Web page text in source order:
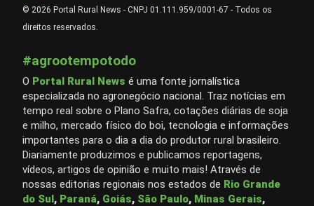
© 2026 Portal Rural News - CNPJ 01.111.959/0001-67 - Todos os
direitos reservados.
#agrootempotodo
O Portal Rural News é uma fonte jornalística
especializada no agronegócio nacional. Traz notícias em
tempo real sobre o Plano Safra, cotações diárias de soja
e milho, mercado físico do boi, tecnologia e informações
importantes para o dia a dia do produtor rural brasileiro.
Diariamente produzimos e publicamos reportagens,
vídeos, artigos de opinião e muito mais! Através de
nossas editorias regionais nos estados de Rio Grande
do Sul, Paraná, Goiás, São Paulo, Minas Gerais,